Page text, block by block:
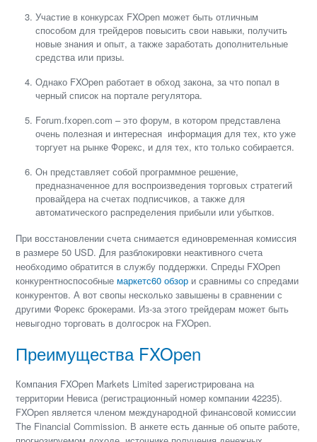
Участие в конкурсах FXOpen может быть отличным
способом для трейдеров повысить свои навыки, получить
новые знания и опыт, а также заработать дополнительные
средства или призы.
Однако FXOpen работает в обход закона, за что попал в
черный список на портале регулятора.
Forum.fxopen.com – это форум, в котором представлена
очень полезная и интересная информация для тех, кто уже
торгует на рынке Форекс, и для тех, кто только собирается.
Он представляет собой программное решение,
предназначенное для воспроизведения торговых стратегий
провайдера на счетах подписчиков, а также для
автоматического распределения прибыли или убытков.
При восстановлении счета снимается единовременная комиссия
в размере 50 USD. Для разблокировки неактивного счета
необходимо обратится в службу поддержки. Спреды FXOpen
конкурентноспособныемаркетс60 обзор и сравнимы со спредами
конкурентов. А вот свопы несколько завышены в сравнении с
другими Форекс брокерами. Из-за этого трейдерам может быть
невыгодно торговать в долгосрок на FXOpen.
Преимущества FXOpen
Компания FXOpen Markets Limited зарегиcтрирована на
территории Невиса (регистрационный номер компании 42235).
FXOpen является членом международной финансовой комиссии
The Financial Commission. В анкете есть данные об опыте работе,